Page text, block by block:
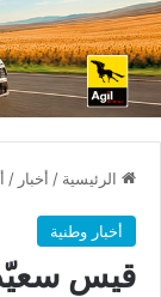
الرئيسية / أخبار /
أخبار وطنية
قيس